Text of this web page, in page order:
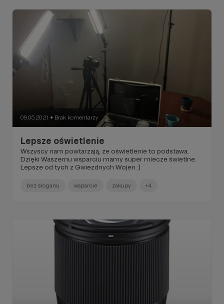
09.05.2021 ● Brak komentarzy
Lepsze oświetlenie
Wszyscy nam powtarzają, że oświetlenie to podstawa.
Dzięki Waszemu wsparciu mamy super miecze świetlne.
Lepsze od tych z Gwiezdnych Wojen :)
bez sloganu wsparcie zakupy +4